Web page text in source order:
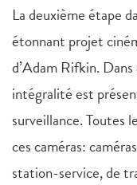
La deuxième étape
étonnant projet
d’Adam Rifkin.
intégralité est
surveillance. Toutes
ces caméras:
station-service, de